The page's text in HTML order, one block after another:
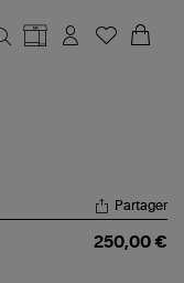
Partager
250,00 €